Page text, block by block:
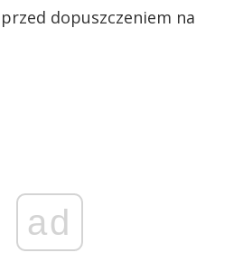
dopuszczeniem na
ad